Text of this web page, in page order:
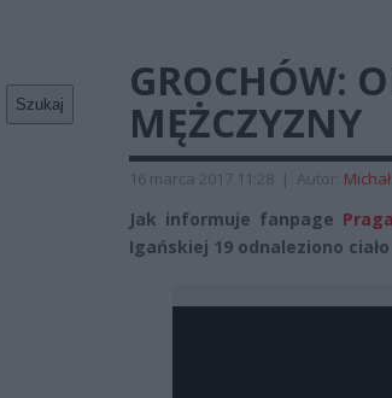
Szukaj
GROCHÓW:
MĘŻCZYZNY
16 marca 2017 11:28 | Autor:
Jak informuje fanpage
Igańskiej 19 odnaleziono